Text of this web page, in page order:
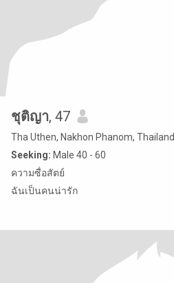
ชุติญา, 47
Tha Uthen, Nakhon Phanom, Thailand
Seeking: Male 40 - 60
ความซื่อสัตย์
ฉันเป็นคนน่ารัก